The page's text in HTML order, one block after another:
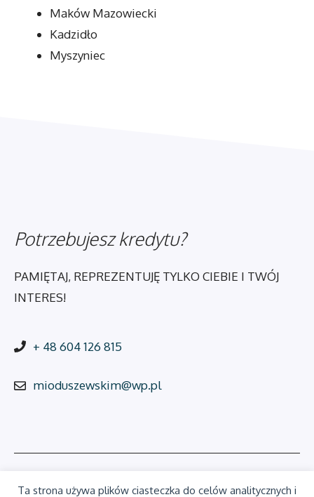
Ta strona używa plików ciasteczka do celów analitycznych i
Maków Mazowiecki
Kadzidło
Myszyniec
Potrzebujesz kredytu?
PAMIĘTAJ, REPREZENTUJĘ TYLKO CIEBIE I TWÓJ
INTERES!
+ 48 604 126 815
mioduszewskim@wp.pl